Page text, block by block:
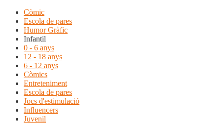
Còmic
Escola de pares
Humor Gràfic
Infantil
0 - 6 anys
12 - 18 anys
6 - 12 anys
Còmics
Entreteniment
Escola de pares
Jocs d'estimulació
Influencers
Juvenil